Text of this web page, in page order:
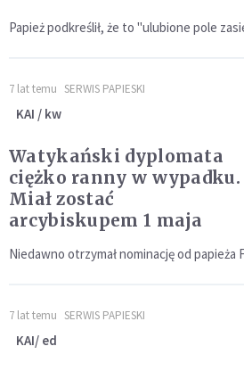
Papież podkreślił, że to "ulubione pole
7 lat temu SERWIS PAPIESKI
KAI / kw
Watykański dyplomata
ciężko ranny w wypadku.
Miał zostać
arcybiskupem 1 maja
Niedawno otrzymał nominację od papieża
7 lat temu SERWIS PAPIESKI
KAI/ ed